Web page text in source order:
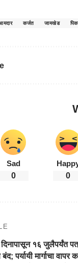
कर्जत जामखेड
Sad
0 0
दिनापासून १६ जुलैपर्यंत
पर्यायी मार्गाचा वापर